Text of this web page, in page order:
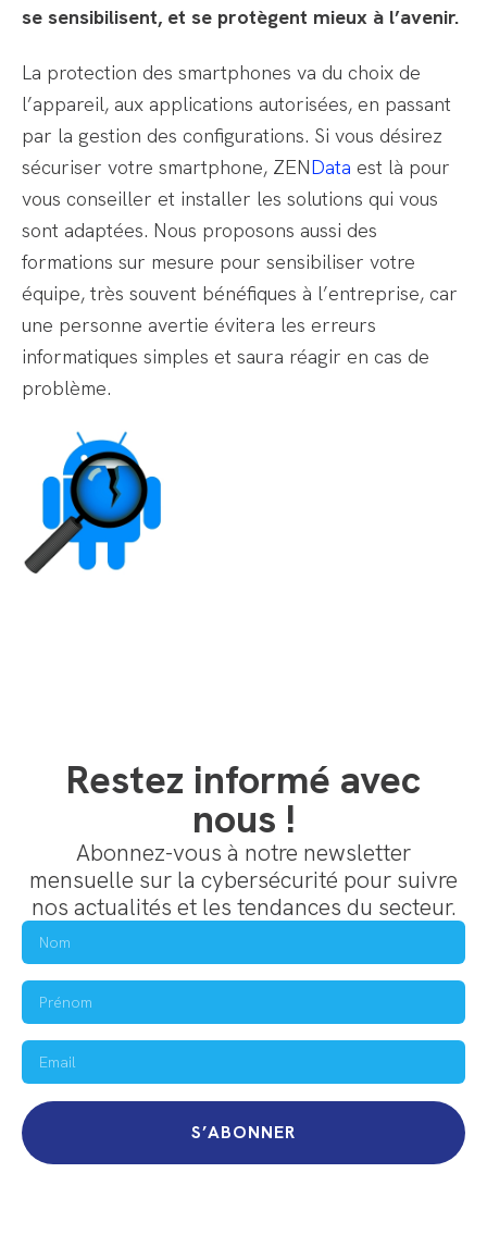
se sensibilisent, et se protègent mieux à l’avenir.
La protection des smartphones va du choix de
l’appareil, aux applications autorisées, en passant
par la gestion des configurations. Si vous désirez
sécuriser votre smartphone, ZENData est là pour
vous conseiller et installer les solutions qui vous
sont adaptées. Nous proposons aussi des
formations sur mesure pour sensibiliser votre
équipe, très souvent bénéfiques à l’entreprise, car
une personne avertie évitera les erreurs
informatiques simples et saura réagir en cas de
problème.
Restez informé avec
nous !
Abonnez-vous à notre newsletter
mensuelle sur la cybersécurité pour suivre
nos actualités et les tendances du secteur.
S’ABONNER